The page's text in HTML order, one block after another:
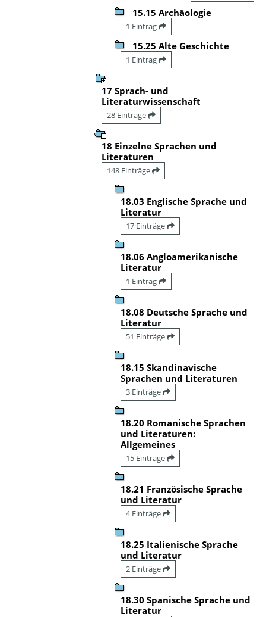
15.15 Archäologie
1 Eintrag
15.25 Alte Geschichte
1 Eintrag
17 Sprach- und
Literaturwissenschaft
28 Einträge
18 Einzelne Sprachen und
Literaturen
148 Einträge
18.03 Englische Sprache und
Literatur
17 Einträge
18.06 Angloamerikanische
Literatur
1 Eintrag
18.08 Deutsche Sprache und
Literatur
51 Einträge
18.15 Skandinavische
Sprachen und Literaturen
3 Einträge
18.20 Romanische Sprachen
und Literaturen:
Allgemeines
15 Einträge
18.21 Französische Sprache
und Literatur
4 Einträge
18.25 Italienische Sprache
und Literatur
2 Einträge
18.30 Spanische Sprache und
Literatur